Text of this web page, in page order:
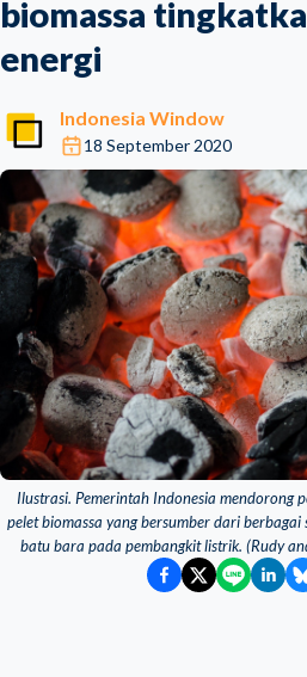
biomassa
energi
Indonesia Window
18 September 2020
Ilustrasi. Pemerintah Indonesia mendorong
pelet biomassa yang bersumber dari
batu bara pada pembangkit listrik. (Rudy